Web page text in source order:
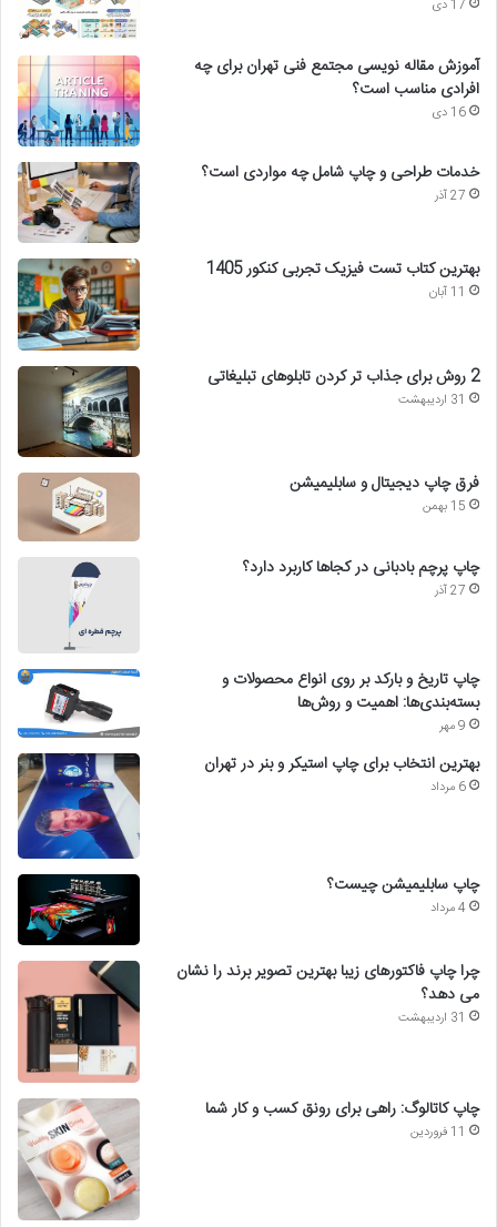
17 دی
آموزش مقاله نویسی مجتمع فنی تهران برای چه
افرادی مناسب است؟
16 دی
خدمات طراحی و چاپ شامل چه مواردی است؟
27 آذر
بهترین کتاب تست فیزیک تجربی کنکور 1405
11 آبان
2 روش برای جذاب تر کردن تابلوهای تبلیغاتی
31 اردیبهشت
فرق چاپ دیجیتال و سابلیمیشن
15 بهمن
چاپ پرچم بادبانی در کجاها کاربرد دارد؟
27 آذر
چاپ تاریخ و بارکد بر روی انواع محصولات و
بسته‌بندی‌ها: اهمیت و روش‌ها
9 مهر
بهترین انتخاب برای چاپ استیکر و بنر در تهران
6 مرداد
چاپ سابلیمیشن چیست؟
4 مرداد
چرا چاپ فاکتورهای زیبا بهترین تصویر برند را نشان
می دهد؟
31 اردیبهشت
چاپ کاتالوگ: راهی برای رونق کسب و کار شما
11 فروردین